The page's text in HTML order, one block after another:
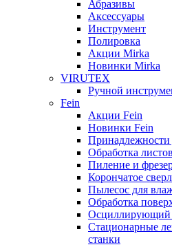
Абразивы
Аксессуары
Инструмент
Полировка
Акции Mirka
Новинки Mirka
VIRUTEX
Ручной
Fein
Акции Fein
Новинки Fein
Принадлежности
Обработка
Пиление и
Корончатое
Пылесос для
Обработка
Осциллирующий
Стационарные
станки